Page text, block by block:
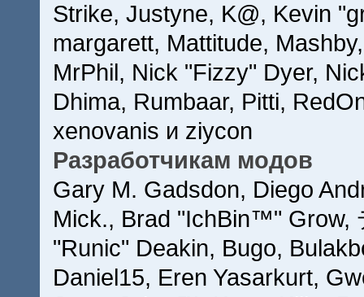
Strike, Justyne, K@, Kevin
margarett, Mattitude,
MrPhil, Nick "Fizzy" Dyer,
Dhima, Rumbaar, Pitti,
xenovanis и ziycon
Разработчикам модов
Gary M. Gadsdon, Diego
Mick., Brad "IchBin™" Grow,
"Runic" Deakin, Bugo,
Daniel15, Eren Yasarkurt,